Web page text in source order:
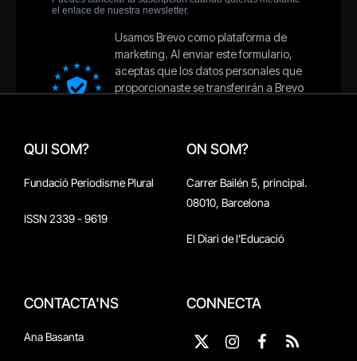
QUI SOM?
Fundació Periodisme Plural
ISSN 2339 - 9619
ON SOM?
Carrer Bailén 5, principal.
08010, Barcelona
El Diari de l'Educació
CONTACTA'NS
Ana Basanta
CONNECTA
X
Instagram
Facebook
RSS